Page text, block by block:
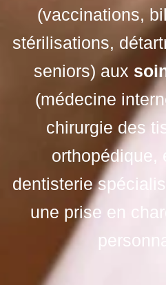
(vaccinations,
stérilisations,
seniors) aux
(médecine
chirurgie des
orthopédique,
dentisterie
une prise en